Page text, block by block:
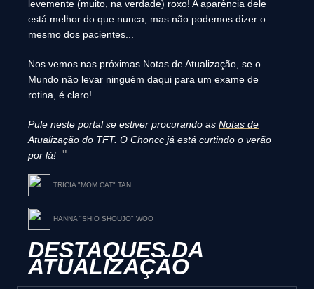
levemente (muito, na verdade) roxo! A aparência dele
está melhor do que nunca, mas não podemos dizer o
mesmo dos pacientes...
Nos vemos nas próximas Notas de Atualização, se o
Mundo não levar ninguém daqui para um exame de
rotina, é claro!
Pule neste portal se estiver procurando as Notas de
Atualização do TFT. O Choncc já está curtindo o verão
por lá!
TRICIA "MOM CAT" TAN
HANNA "SHIO SHOUJO" WOO
DESTAQUES DA
ATUALIZAÇÃO